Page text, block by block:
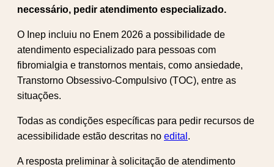
necessário, pedir atendimento especializado.
O Inep incluiu no Enem 2026 a possibilidade de
atendimento especializado para pessoas com
fibromialgia e transtornos mentais, como ansiedade,
Transtorno Obsessivo-Compulsivo (TOC), entre as
situações.
Todas as condições específicas para pedir recursos de
acessibilidade estão descritas no edital .
A resposta preliminar à solicitação de atendimento